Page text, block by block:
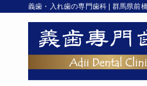
義歯・入れ歯の専門歯科 | 群馬県前